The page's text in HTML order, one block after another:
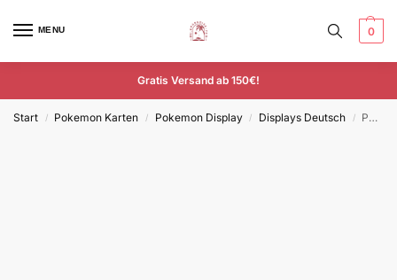
MENU 0
Gratis Versand ab 150€!
Start / Pokemon Karten / Pokemon Display / Displays Deutsch / Pokemon Ewige Rivalen Display – Deutsch